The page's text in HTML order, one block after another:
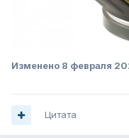
Изменено 8 февраля
Цитата